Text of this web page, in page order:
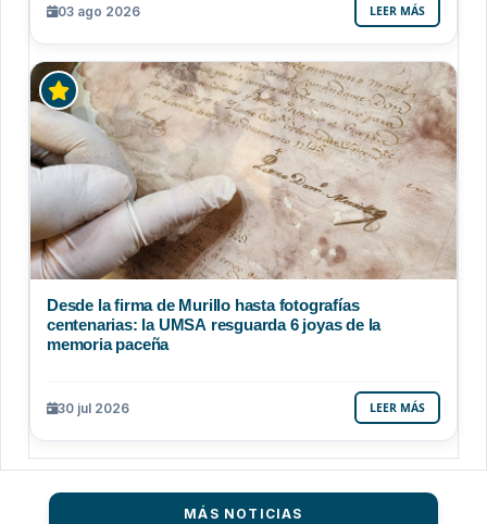
03 ago 2026 LEER MÁS
Desde la firma de Murillo hasta fotografías
centenarias: la UMSA resguarda 6 joyas de la
memoria paceña
30 jul 2026 LEER MÁS
MÁS NOTICIAS